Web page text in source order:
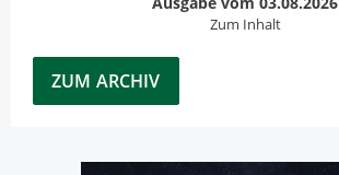
Zum Inhalt
ZUM ARCHIV